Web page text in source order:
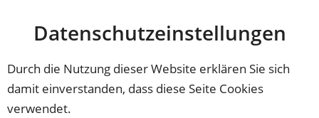
Datenschutz­einstellungen
Durch die Nutzung dieser Website erklären Sie sich
damit einverstanden, dass diese Seite Cookies
verwendet.
INHALT ANSPRINGEN
Coburg
SELBSTHILFEGRUPPE